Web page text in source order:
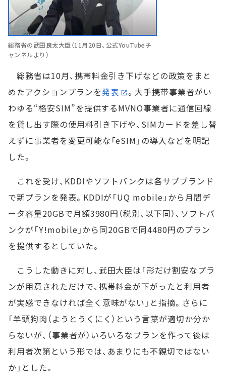
総務省の武田良太大臣（11月20日、公式YouTubeチ
ャンネルより）
総務省は10月、携帯料金引き下げなどの政策をまと
めたアクションプランを発表
。大手携帯事業者がい
わゆる“格安SIM”を提供するMVNO事業者に通信回線
を貸し出す際の使用料引き下げや、SIMカードを差し替
えずに事業者を変更可能な「eSIM」の導入などを明記
した。
これを受け、KDDIやソフトバンクは各サブブランド
で新プランを発表。KDDIが「UQ mobile」から月間デ
ータ容量20GBで月額3980円（税別、以下同）、ソフトバ
ンクが「Y!mobile」から同20GBで同4480円のプラン
を提供するとしていた。
こうした動きに対し、武田大臣は「形だけ割安なプラ
ンが用意されただけで、携帯料金が下がったと利用者
が実感できなければ全く意味がない」と指摘。さらに
「羊頭狗肉（ようとうくにく）という言葉が適切か分か
らないが、（事業者が）いろいろなプランを作って後は
利用者次第という形では、あまりにも不親切ではない
か」とした。